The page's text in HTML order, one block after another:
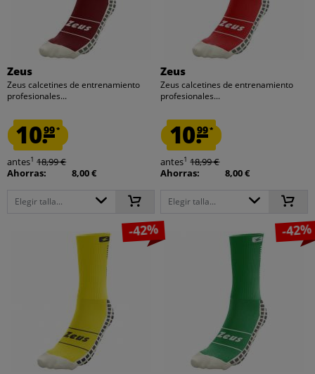
Zeus
Zeus calcetines de entrenamiento
profesionales...
10.99*
antes1 18,99 €
Ahorras:
8,00 €
Elegir talla...
Zeus
Zeus calcetines de entrenamiento
profesionales...
10.99*
antes1 18,99 €
Ahorras:
8,00 €
Elegir talla...
-42% -42%